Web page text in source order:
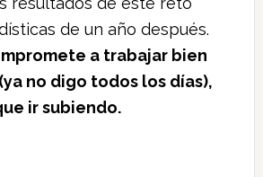
de un año después.
a trabajar bien
no digo todos los días),
ir subiendo.